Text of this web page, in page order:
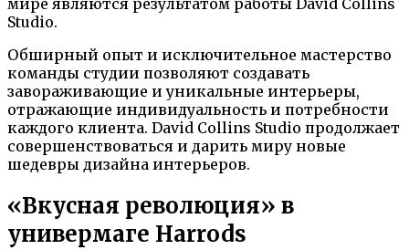
мире являются результатом работы David Collins
Studio.
Обширный опыт и исключительное мастерство
команды студии позволяют создавать
завораживающие и уникальные интерьеры,
отражающие индивидуальность и потребности
каждого клиента. David Collins Studio продолжает
совершенствоваться и дарить миру новые
шедевры дизайна интерьеров.
«Вкусная революция» в
универмаге Harrods